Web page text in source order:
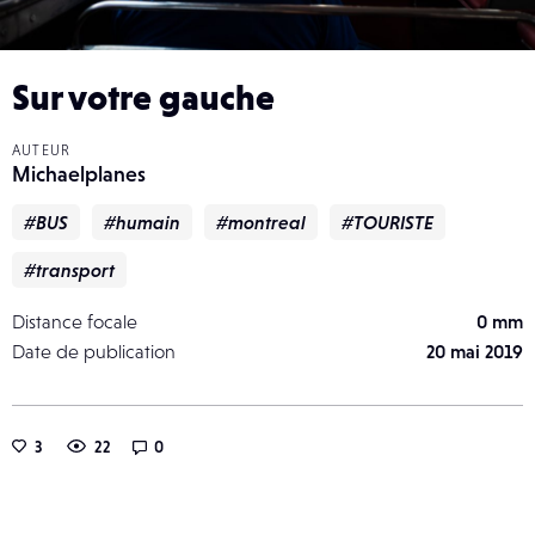
Sur votre gauche
AUTEUR
Michaelplanes
#BUS #humain #montreal #TOURISTE
#transport
Distance focale
0 mm
Date de publication
20 mai 2019
3 22 0